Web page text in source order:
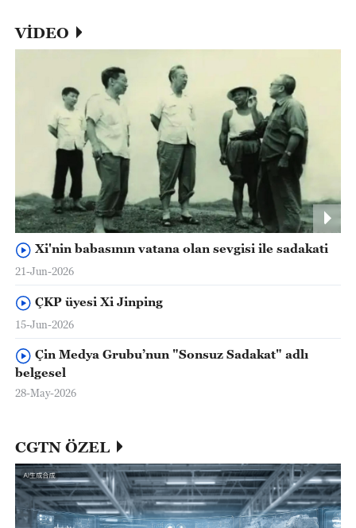
VİDEO
Xi'nin babasının vatana olan sevgisi ile sadakati
21-Jun-2026
ÇKP üyesi Xi Jinping
15-Jun-2026
Çin Medya Grubu’nun "Sonsuz Sadakat" adlı
belgesel
28-May-2026
CGTN ÖZEL